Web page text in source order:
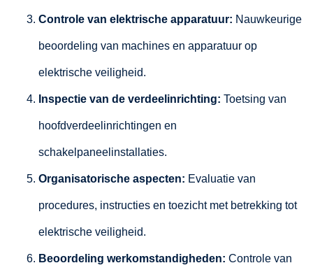
Controle van elektrische apparatuur: Nauwkeurige
beoordeling van machines en apparatuur op
elektrische veiligheid.
Inspectie van de verdeelinrichting: Toetsing van
hoofdverdeelinrichtingen en
schakelpaneelinstallaties.
Organisatorische aspecten: Evaluatie van
procedures, instructies en toezicht met betrekking tot
elektrische veiligheid.
Beoordeling werkomstandigheden: Controle van